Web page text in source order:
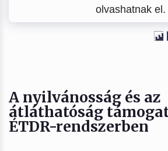
olvashatnak el.
A nyilvánosság és az
átláthatóság
ÉTDR-rendszerben